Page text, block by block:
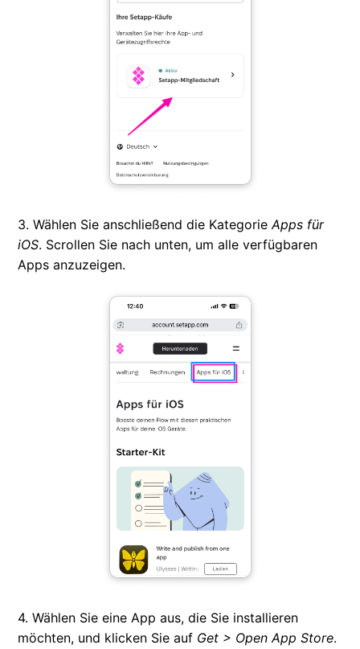
3. Wählen Sie anschließend die KategorieApps für
iOS. Scrollen Sie nach unten, um alle verfügbaren
Apps anzuzeigen.
4. Wählen Sie eine App aus, die Sie installieren
möchten, und klicken Sie auf Get > Open App Store.